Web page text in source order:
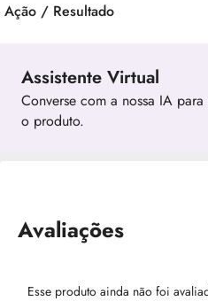
Ação / Resultado
Assistente Virtual
Converse com a nossa IA
o produto.
Avaliações
Esse produto ainda não foi